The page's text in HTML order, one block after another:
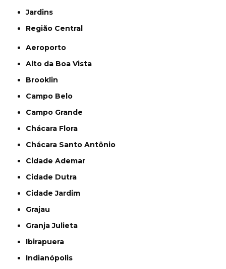
Jardins
Região Central
Aeroporto
Alto da Boa Vista
Brooklin
Campo Belo
Campo Grande
Chácara Flora
Chácara Santo Antônio
Cidade Ademar
Cidade Dutra
Cidade Jardim
Grajau
Granja Julieta
Ibirapuera
Indianópolis